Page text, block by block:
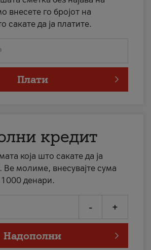
внесете го бројот на
сакате да ја платите.
Плати
кредит
која што сакате да ја
Ве молиме, внесувајте сума
денари.
- +
Надополни